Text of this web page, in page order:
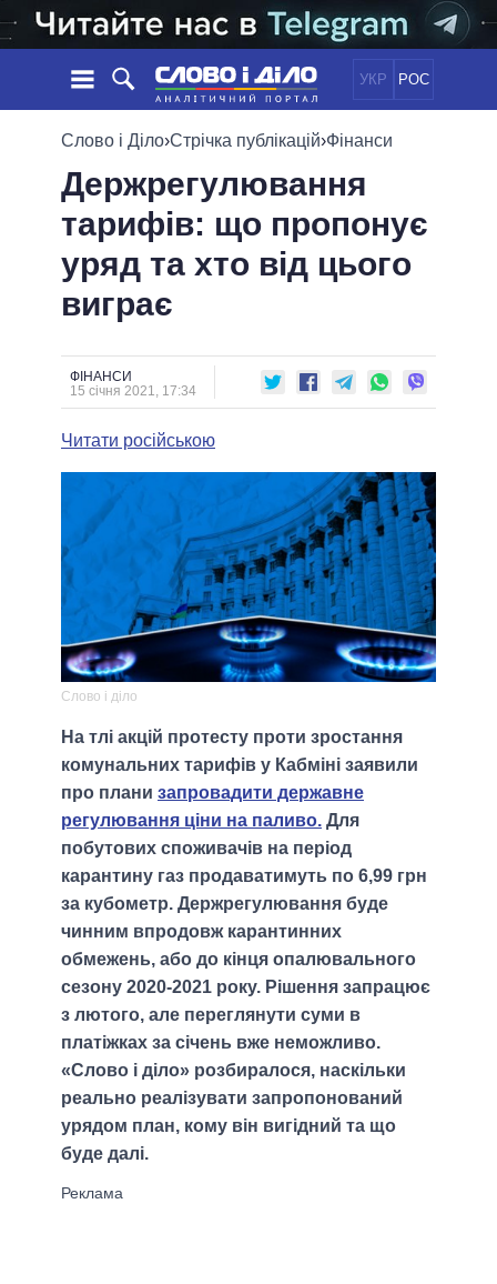
УКР РОС
НОВИНИ
СТРІЧКА
ПОДІЇ
СТАТТІ
ДУМКИ
ОГЛЯДИ
ДАЙДЖЕСТИ
ПОЛІТИКА
ЕКОНОМІКА
СУСПІЛЬСТВО
СВІТ
ОБIЦЯНКИ
ПОЛIТИКИ
УСІ ПОЛІТИКИ
ПРЕЗИДЕНТ І ОФІС
ВЕРХОВНА РАДА
КАБІНЕТ МІНІСТРІВ
МЕРИ МІСТ
ВСІ ПЕРСОНИ
ІНФОГРАФІКА
ПІДТРИМАТИ
ПОРІВНЯННЯ ПОЛІТИКІВ
Слово і Діло›Стрічка публікацій›Фінанси
Держрегулювання
тарифів: що пропонує
уряд та хто від цього
виграє
ФІНАНСИ
15 січня 2021, 17:34
Читати російською
Слово і діло
На тлі акцій протесту проти зростання
комунальних тарифів у Кабміні заявили
про плани запровадити державне
регулювання ціни на паливо. Для
побутових споживачів на період
карантину газ продаватимуть по 6,99 грн
за кубометр. Держрегулювання буде
чинним впродовж карантинних
обмежень, або до кінця опалювального
сезону 2020-2021 року. Рішення запрацює
з лютого, але переглянути суми в
платіжках за січень вже неможливо.
«Слово і діло» розбиралося, наскільки
реально реалізувати запропонований
урядом план, кому він вигідний та що
буде далі.